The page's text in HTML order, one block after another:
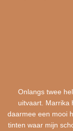
Onlangs twee
uitvaart. Marrika
daarmee een mooi
tinten waar mijn